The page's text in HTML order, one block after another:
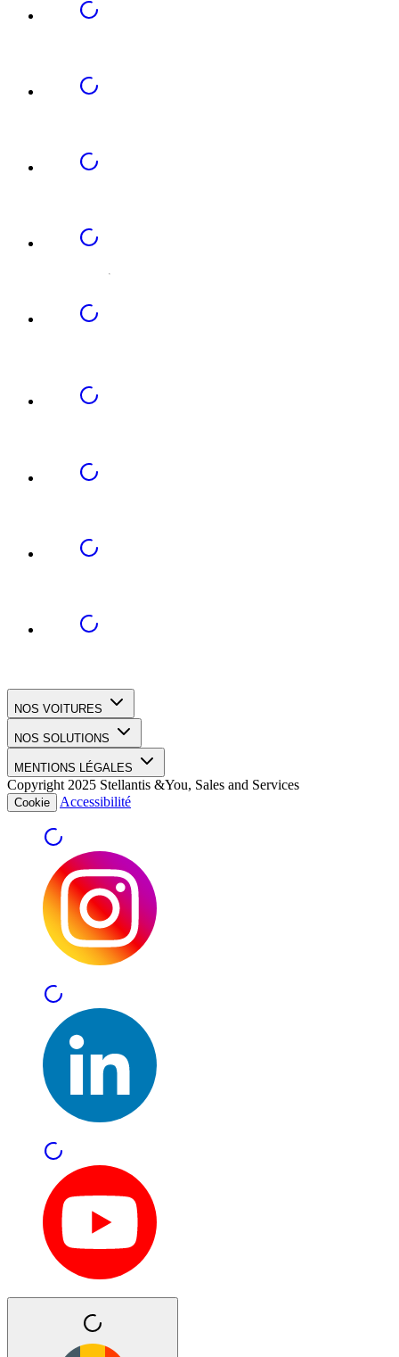
NOS VOITURES
NOS SOLUTIONS
MENTIONS LÉGALES
Copyright 2025 Stellantis &You, Sales and Services
Cookie Accessibilité